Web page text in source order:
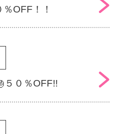
OFF！！
５０％OFF!!